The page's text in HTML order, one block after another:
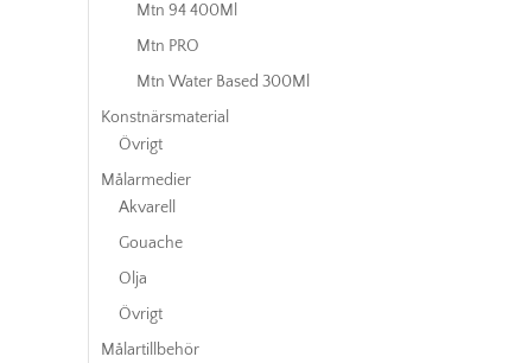
Mtn 94 400Ml
Mtn PRO
Mtn Water Based 300Ml
Konstnärsmaterial
Övrigt
Målarmedier
Akvarell
Gouache
Olja
Övrigt
Målartillbehör